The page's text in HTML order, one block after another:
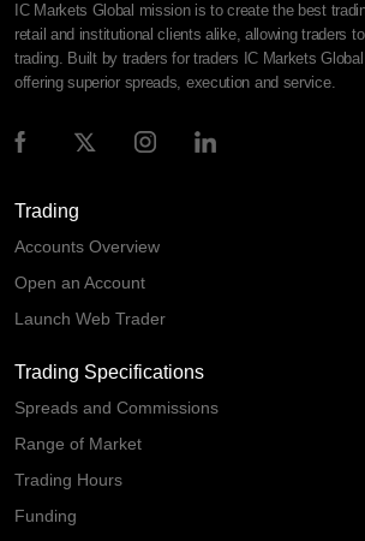
IC Markets Global mission is to create the best
retail and institutional clients alike, allowing traders
trading. Built by traders for traders IC Markets
offering superior spreads, execution and service.
Trading
Accounts Overview
Open an Account
Launch Web Trader
Trading Specifications
Spreads and Commissions
Range of Market
Trading Hours
Funding